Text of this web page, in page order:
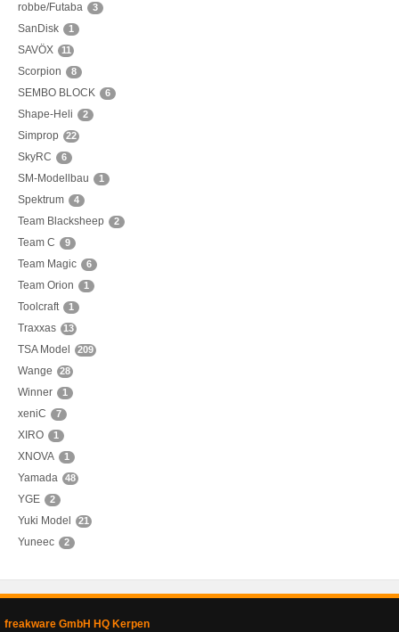
robbe/Futaba 3
SanDisk 1
SAVÖX 11
Scorpion 8
SEMBO BLOCK 6
Shape-Heli 2
Simprop 22
SkyRC 6
SM-Modellbau 1
Spektrum 4
Team Blacksheep 2
Team C 9
Team Magic 6
Team Orion 1
Toolcraft 1
Traxxas 13
TSA Model 209
Wange 28
Winner 1
xeniC 7
XIRO 1
XNOVA 1
Yamada 48
YGE 2
Yuki Model 21
Yuneec 2
freakware GmbH HQ Kerpen